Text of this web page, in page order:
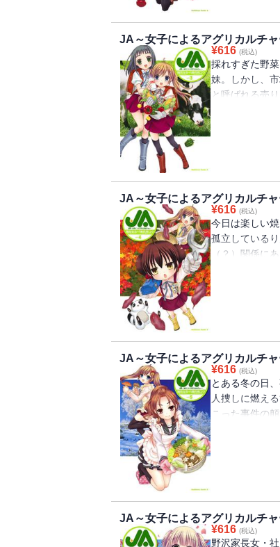
JA～女子によるアグリカルチ
¥616 (税込)
採れすぎた野
妹。しかし、
と呼ばれる売
JA～女子によるアグリカルチ
¥616 (税込)
今日は楽しい
孤立している
（？）関係に
りんごが放っ
JA～女子によるアグリカルチ
¥616 (税込)
とある冬の日
人捜しに燃え
こった事件の
のなのか！？
JA～女子によるアグリカルチ
¥616 (税込)
野沢家長女・